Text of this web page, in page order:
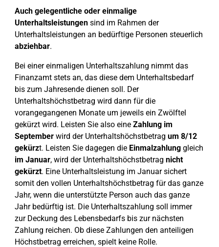
Auch gelegentliche oder einmalige
Unterhaltsleistungen sind im Rahmen der
Unterhaltsleistungen an bedürftige Personen steuerlich
abziehbar.
Bei einer einmaligen Unterhaltszahlung nimmt das
Finanzamt stets an, das diese dem Unterhaltsbedarf
bis zum Jahresende dienen soll. Der
Unterhaltshöchstbetrag wird dann für die
vorangegangenen Monate um jeweils ein Zwölftel
gekürzt wird. Leisten Sie also eine Zahlung im
September wird der Unterhaltshöchstbetrag um 8/12
gekürzt. Leisten Sie dagegen die Einmalzahlung gleich
im Januar, wird der Unterhaltshöchstbetrag nicht
gekürzt. Eine Unterhaltsleistung im Januar sichert
somit den vollen Unterhaltshöchstbetrag für das ganze
Jahr, wenn die unterstützte Person auch das ganze
Jahr bedürftig ist. Die Unterhaltszahlung soll immer
zur Deckung des Lebensbedarfs bis zur nächsten
Zahlung reichen. Ob diese Zahlungen den anteiligen
Höchstbetrag erreichen, spielt keine Rolle.